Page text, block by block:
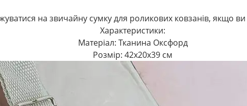
на звичайну сумку для роликових ковзанів, якщо
Характеристики:
Матеріал: Тканина Оксфорд
Розмір: 42x20x39 см